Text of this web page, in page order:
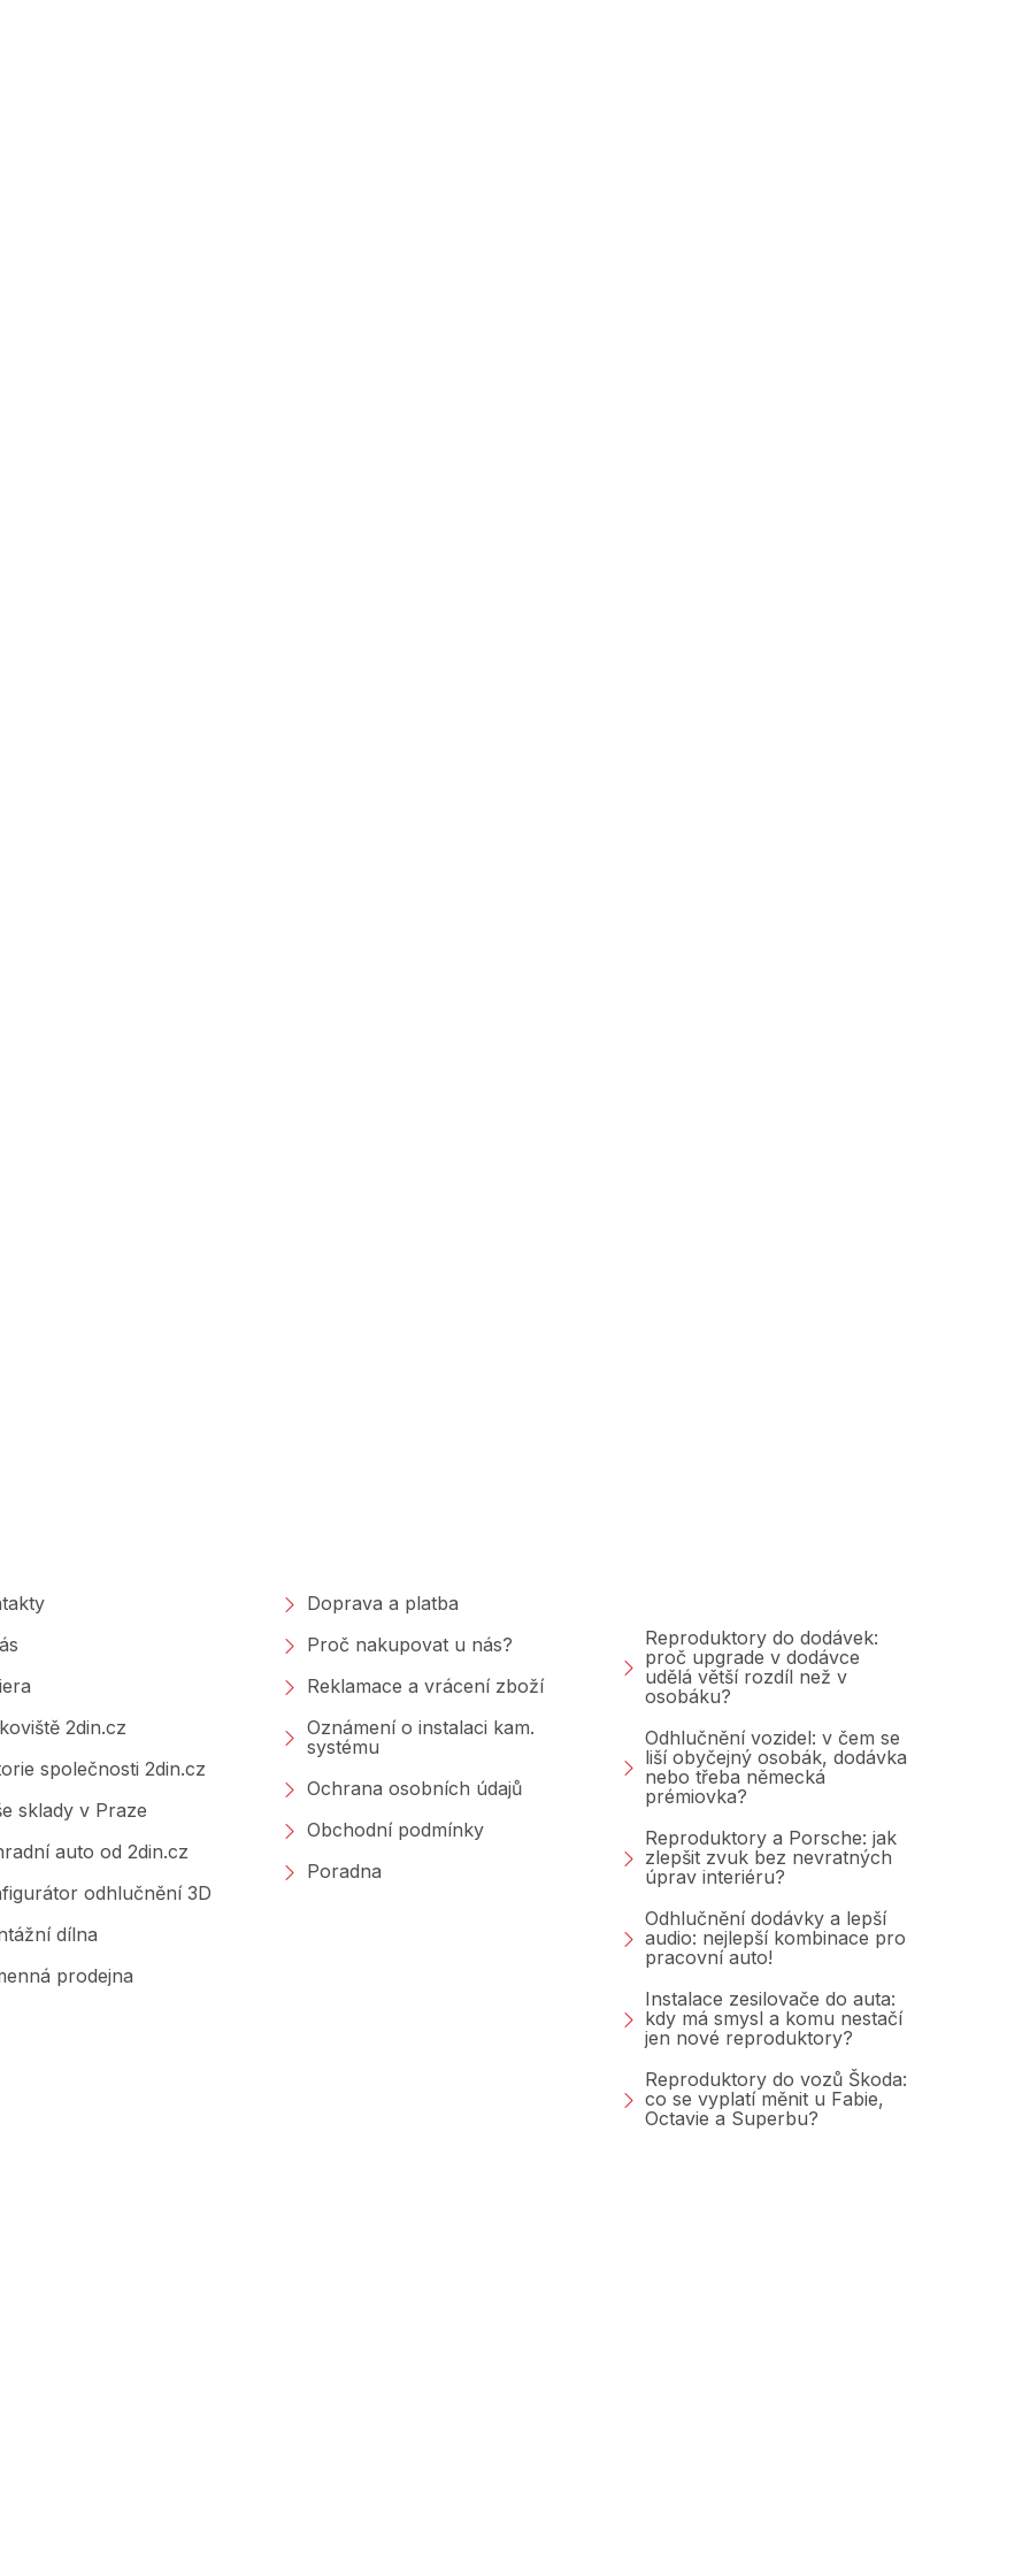
2din.cz
společnosti 2din.cz
sklady v Praze
auto od 2din.cz
odhlučnění 3D
dílna
prodejna
Doprava a platba
Proč nakupovat u nás?
Reklamace a vrácení zboží
Oznámení o instalaci kam.
systému
Ochrana osobních údajů
Obchodní podmínky
Poradna
Reproduktory do dodávek:
proč upgrade v dodávce
udělá větší rozdíl než v
osobáku?
Odhlučnění vozidel: v čem se
liší obyčejný osobák, dodávka
nebo třeba německá
prémiovka?
Reproduktory a Porsche: jak
zlepšit zvuk bez nevratných
úprav interiéru?
Odhlučnění dodávky a lepší
audio: nejlepší kombinace pro
pracovní auto!
Instalace zesilovače do auta:
kdy má smysl a komu nestačí
jen nové reproduktory?
Reproduktory do vozů Škoda:
co se vyplatí měnit u Fabie,
Octavie a Superbu?